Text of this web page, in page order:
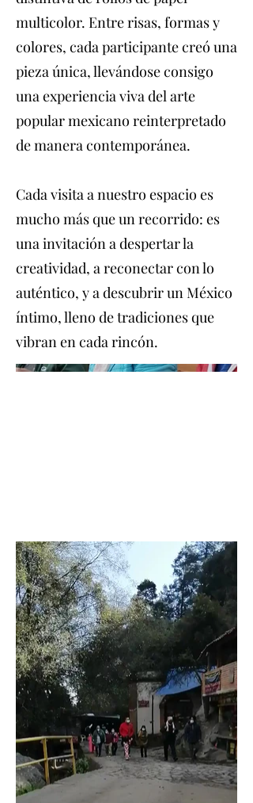
multicolor. Entre risas, formas y
colores, cada participante creó una
pieza única, llevándose consigo
una experiencia viva del arte
popular mexicano reinterpretado
de manera contemporánea.
Cada visita a nuestro espacio es
mucho más que un recorrido: es
una invitación a despertar la
creatividad, a reconectar con lo
auténtico, y a descubrir un México
íntimo, lleno de tradiciones que
vibran en cada rincón.